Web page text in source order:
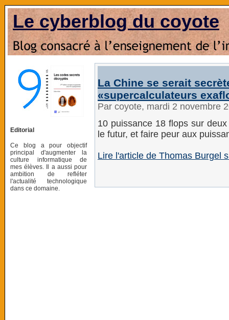
Le cyberblog du coyote
Editorial
Ce blog a pour objectif
principal d'augmenter la
culture informatique de
mes élèves. Il a aussi pour
ambition de refléter
l'actualité technologique
dans ce domaine.
La Chine se serait
«supercalculateurs
Par coyote, mardi 2 novembre
10 puissance 18 flops sur
le futur, et faire peur aux
Lire l'article de Thomas Burgel